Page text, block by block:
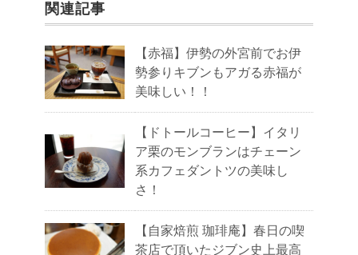
関連記事
【赤福】伊勢の外宮前でお伊
勢参りキブンもアガる赤福が
美味しい！！
【ドトールコーヒー】イタリ
ア栗のモンブランはチェーン
系カフェダントツの美味し
さ！
【自家焙煎 珈琲庵】春日の喫
茶店で頂いたジブン史上最高